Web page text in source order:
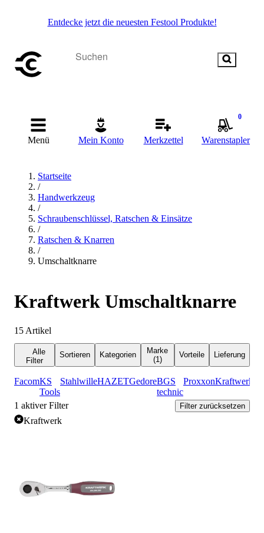
Entdecke jetzt die neuesten Festool Produkte!
Menü Mein Konto Merkzettel
0
Warenstapler
Startseite
/
Handwerkzeug
/
Schraubenschlüssel, Ratschen & Einsätze
/
Ratschen & Knarren
/
Umschaltknarre
Kraftwerk Umschaltknarre
15 Artikel
Alle
Filter
Sortieren Kategorien
Marke
(1)
Vorteile Lieferung
FacomKS
Tools
StahlwilleHAZETGedoreBGS
technic
ProxxonKraftwerk
1 aktiver Filter Filter zurücksetzen
Kraftwerk